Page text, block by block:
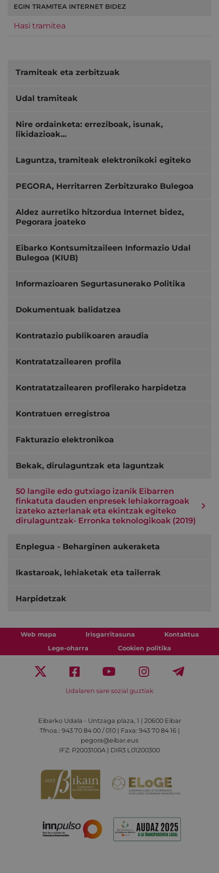
EGIN TRAMITEA INTERNET BIDEZ
Hasi tramitea
Tramiteak eta zerbitzuak
Udal tramiteak
Nire ordainketa: erreziboak, isunak,
likidazioak...
Laguntza, tramiteak elektronikoki egiteko
PEGORA, Herritarren Zerbitzurako Bulegoa
Aldez aurretiko hitzordua Internet bidez,
Pegorara joateko
Eibarko Kontsumitzaileen Informazio Udal
Bulegoa (KIUB)
Informazioaren Segurtasunerako Politika
Dokumentuak balidatzea
Kontratazio publikoaren araudia
Kontratatzailearen profila
Kontratatzailearen profilerako harpidetza
Kontratuen erregistroa
Fakturazio elektronikoa
Bekak, dirulaguntzak eta laguntzak
50 langile edo gutxiago izanik Eibarren
finkatuta dauden enpresek lehiakorragoak
izateko azterlanak eta ekintzak egiteko
dirulaguntzak- Erronka teknologikoak (2019)
Enplegua - Beharginen aukeraketa
Ikastaroak, lehiaketak eta tailerrak
Harpidetzak
Web mapa Irisgarritasuna
Kontaktua
Lege-oharra
Cookien politika
Udalaren sare sozial guztiak
Eibarko Udala - Untzaga plaza, 1 | 20600 Eibar
Tfnoa.: 943 70 84 00 / 010 | Faxa: 943 70 84 16 |
pegora@eibar.eus
IFZ: P2003100A | DIR3 L01200300